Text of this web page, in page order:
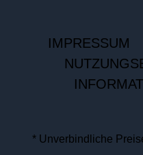
IMPRESSUM
* Unverbindliche